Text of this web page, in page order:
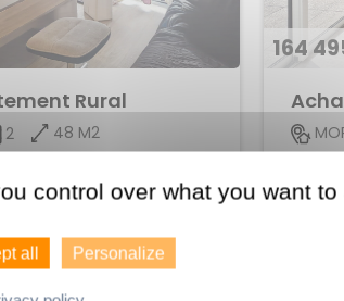
Rural
2 48 M2
164
control over what you want to
all Personalize